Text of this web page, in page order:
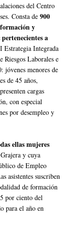
del Centro
Consta de 900
y
a
Estrategia Integrada
Riesgos Laborales e
menores de
de 45 años,
cargas
con especial
por desempleo y
ellas mujeres
y cuya
de Empleo
asistentes suscriben
de formación
por ciento del
para el año en